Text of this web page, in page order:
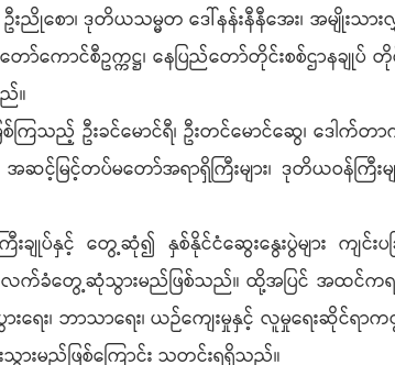
၊ ဒုတိယသမ္မတ ဒေါ်နန်းနီနီအေး၊ အမျိုးသားလွှ
ာ်ကောင်စီဥက္ကဋ္ဌ၊ နေပြည်တော်တိုင်းစစ်ဌာနချုပ်
။
သည့် ဦးခင်မောင်ရီ၊ ဦးတင်မောင်ဆွေ၊ ဒေါက်တာကံ
င့်မြင့်တပ်မတော်အရာရှိကြီးများ၊ ဒုတိယဝန်ကြီးမ
ျုပ်နှင့် တွေ့ဆုံ၍ နှစ်နိုင်ငံဆွေးနွေးပွဲများ ကျင်း
လည်း လက်ခံတွေ့ဆုံသွားမည်ဖြစ်သည်။ ထို့အပြင် အထင်က
ေး၊ ဘာသာရေး၊ ယဉ်ကျေးမှုနှင့် လူမှုရေးဆိုင်ရာက
သွားမည်ဖြစ်ကြောင်း သတင်းရရှိသည်။